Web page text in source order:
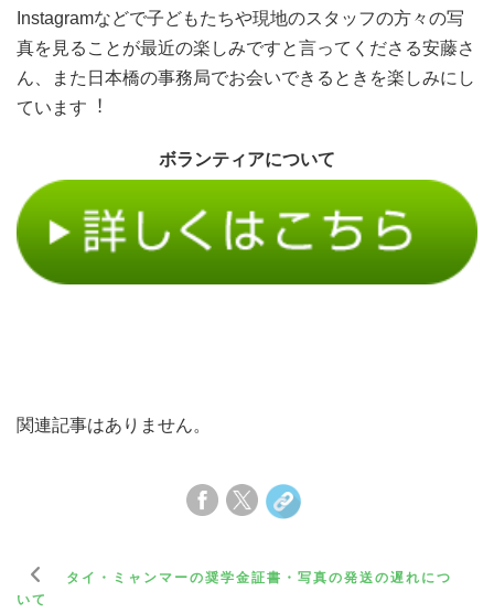
Instagramなどで⼦どもたちや現地のスタッフの⽅々の写
真を⾒ることが最近の楽しみですと⾔ってくださる安藤さ
ん、また日本橋の事務局でお会いできるときを楽しみにし
ています︕
ボランティアについて
関連記事はありません。
タイ・ミャンマーの奨学金証書・写真の発送の遅れにつ
いて